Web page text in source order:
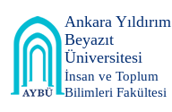
Ankara Yıldırım
Beyazıt
Üniversitesi
İnsan ve Toplum
Bilimleri Fakültesi